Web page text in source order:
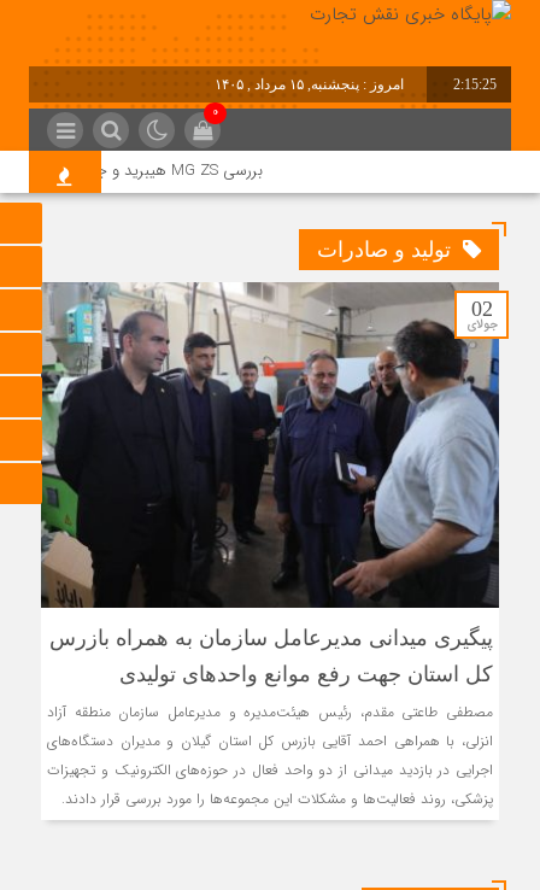
2:15:26 امروز : پنجشنبه, ۱۵ مرداد , ۱۴۰۵
0
بررسی MG ZS هیبرید و جایگاه آن در بازار خودروهای وارداتی
تولید و صادرات
02
جولای
پیگیری میدانی مدیرعامل سازمان به همراه بازرس
كل استان جهت رفع موانع واحدهای تولیدی
مصطفی طاعتی مقدم، رئیس هیئت‌مدیره و مدیرعامل سازمان منطقه آزاد
انزلی، با همراهی احمد آقایی بازرس کل استان گیلان و مدیران دستگاه‌های
اجرایی در بازدید میدانی از دو واحد فعال در حوزه‌های الکترونیک و تجهیزات
پزشکی، روند فعالیت‌ها و مشکلات این مجموعه‌ها را مورد بررسی قرار دادند.